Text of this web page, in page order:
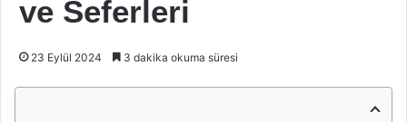
ve Seferleri
23 Eylül 2024 3 dakika okuma süresi